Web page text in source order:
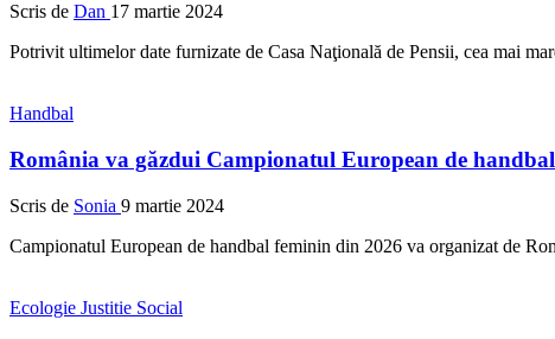
Scris de Dan 17 martie 2024
Potrivit ultimelor date furnizate de Casa Naţională de Pensii, cea mai
Handbal
România va găzdui Campionatul European de
Scris de Sonia 9 martie 2024
Campionatul European de handbal feminin din 2026 va organizat de
Ecologie Justitie Social